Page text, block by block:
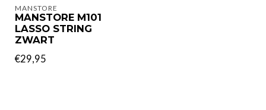
MANSTORE
MANSTORE M101
LASSO STRING
ZWART
€29,95